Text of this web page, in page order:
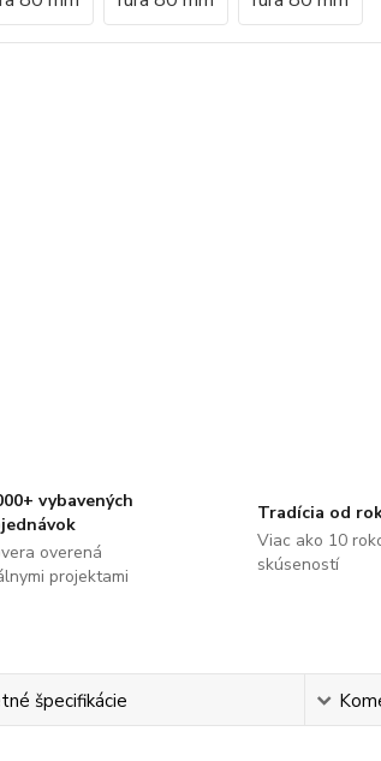
vybavených
overená
projektami
Tradícia od
Viac ako 10
skúseností
špecifikácie